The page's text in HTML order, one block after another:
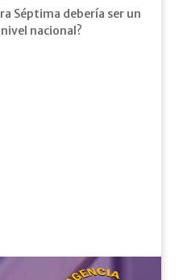
Séptima debería ser un
nacional?